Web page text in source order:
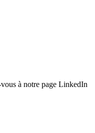
à notre page LinkedIn